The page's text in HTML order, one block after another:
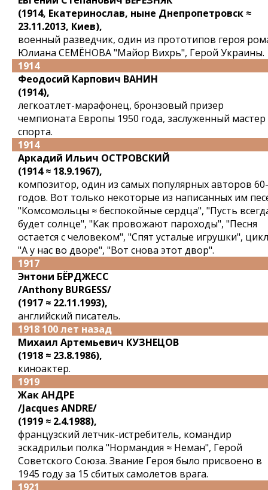
(1914, Екатеринослав, ныне Днепропетровск ≈
23.11.2013, Киев),
военный разведчик, один из прототипов героя
Юлиана СЕМЁНОВА "Майор Вихрь", Герой Украины.
1914
Феодосий Карпович ВАНИН
(1914),
легкоатлет-марафонец, бронзовый призер
чемпионата Европы 1950 года, заслуженный мастер
спорта.
1914
Аркадий Ильич ОСТРОВСКИЙ
(1914 ≈ 18.9.1967),
композитор, один из самых популярных авторов
годов. Вот только некоторые из написанных им
"Комсомольцы ≈ беспокойные сердца", "Пусть
будет солнце", "Как провожают пароходы", "Песня
остается с человеком", "Спят усталые игрушки",
"А у нас во дворе", "Вот снова этот двор".
1917
Энтони БЁРДЖЕСС
/Anthony BURGESS/
(1917 ≈ 22.11.1993),
английский писатель.
1918 100 лет назад
Михаил Артемьевич КУЗНЕЦОВ
(1918 ≈ 23.8.1986),
киноактер.
1919
Жак АНДРЕ
/Jacques ANDRE/
(1919 ≈ 2.4.1988),
французский летчик-истребитель, командир
эскадрильи полка "Нормандия ≈ Неман", Герой
Советского Союза. Звание Героя было присвоено в
1945 году за 15 сбитых самолетов врага.
1921